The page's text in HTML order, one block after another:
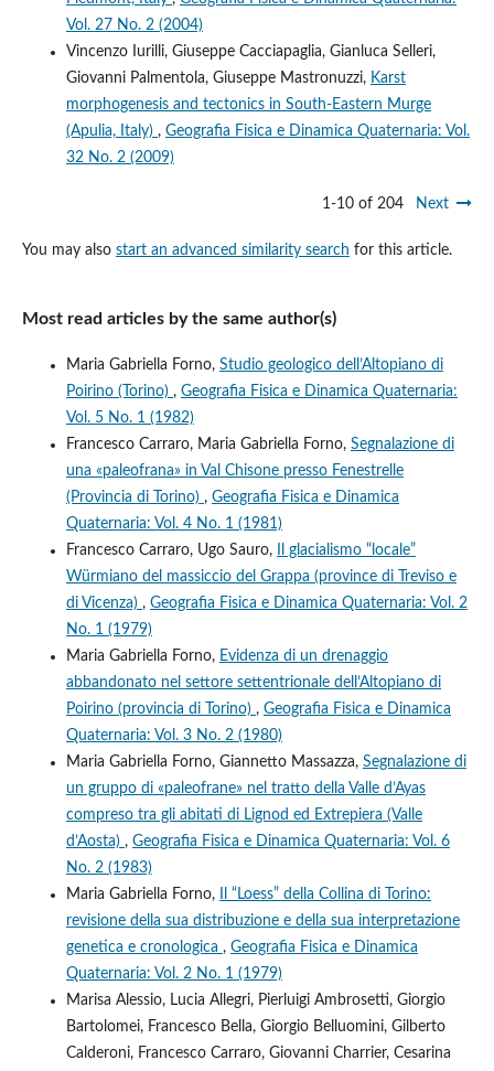
Vol. 27 No. 2 (2004)
Vincenzo Iurilli, Giuseppe Cacciapaglia, Gianluca Selleri,
Giovanni Palmentola, Giuseppe Mastronuzzi, Karst
morphogenesis and tectonics in South-Eastern Murge
(Apulia, Italy) , Geografia Fisica e Dinamica Quaternaria: Vol.
32 No. 2 (2009)
1-10 of 204 Next
You may also start an advanced similarity search for this article.
Most read articles by the same author(s)
Maria Gabriella Forno, Studio geologico dell’Altopiano di
Poirino (Torino) , Geografia Fisica e Dinamica Quaternaria:
Vol. 5 No. 1 (1982)
Francesco Carraro, Maria Gabriella Forno, Segnalazione di
una «paleofrana» in Val Chisone presso Fenestrelle
(Provincia di Torino) , Geografia Fisica e Dinamica
Quaternaria: Vol. 4 No. 1 (1981)
Francesco Carraro, Ugo Sauro,
Il glacialismo “locale”
Würmiano del massiccio del Grappa (province di Treviso e
di Vicenza) , Geografia Fisica e Dinamica Quaternaria: Vol. 2
No. 1 (1979)
Maria Gabriella Forno, Evidenza di un drenaggio
abbandonato nel settore settentrionale dell’Altopiano di
Poirino (provincia di Torino) , Geografia Fisica e Dinamica
Quaternaria: Vol. 3 No. 2 (1980)
Maria Gabriella Forno, Giannetto Massazza, Segnalazione di
un gruppo di «paleofrane» nel tratto della Valle d’Ayas
compreso tra gli abitati di Lignod ed Extrepiera (Valle
d’Aosta) , Geografia Fisica e Dinamica Quaternaria: Vol. 6
No. 2 (1983)
Maria Gabriella Forno,
Il “Loess” della Collina di Torino:
revisione della sua distribuzione e della sua interpretazione
genetica e cronologica , Geografia Fisica e Dinamica
Quaternaria: Vol. 2 No. 1 (1979)
Marisa Alessio, Lucia Allegri, Pierluigi Ambrosetti, Giorgio
Bartolomei, Francesco Bella, Giorgio Belluomini, Gilberto
Calderoni, Francesco Carraro, Giovanni Charrier, Cesarina